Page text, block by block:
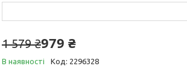
1 579 ₴979 ₴
В наявності Код: 2296328